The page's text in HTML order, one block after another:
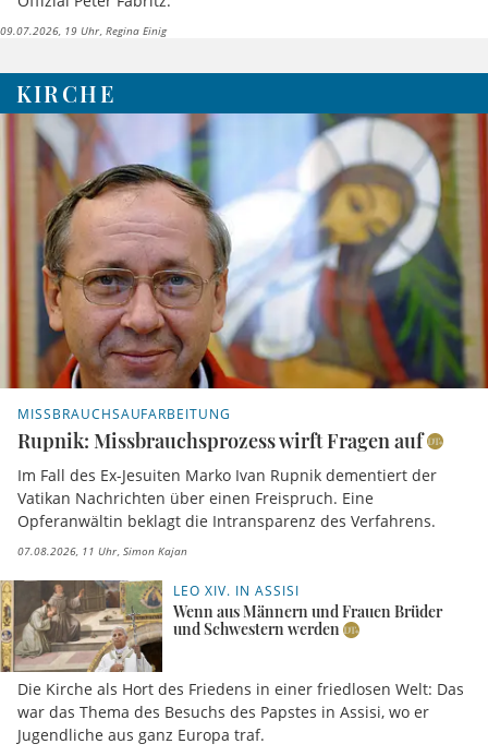
09.07.2026, 19 Uhr Regina Einig
KIRCHE
MISSBRAUCHSAUFARBEITUNG
Rupnik: Missbrauchsprozess wirft Fragen auf
Im Fall des Ex-Jesuiten Marko Ivan Rupnik dementiert der
Vatikan Nachrichten über einen Freispruch. Eine
Opferanwältin beklagt die Intransparenz des Verfahrens.
07.08.2026, 11 Uhr Simon Kajan
LEO XIV. IN ASSISI
Wenn aus Männern und Frauen Brüder
und Schwestern werden
Die Kirche als Hort des Friedens in einer friedlosen Welt: Das
war das Thema des Besuchs des Papstes in Assisi, wo er
Jugendliche aus ganz Europa traf.